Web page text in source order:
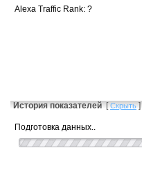
Alexa Traffic Rank: ?
История показателей [Скрыть]
Подготовка данных..